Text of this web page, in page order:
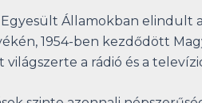
Egyesült Államokban elindult
1954-ben kezdődött
a rádió és a